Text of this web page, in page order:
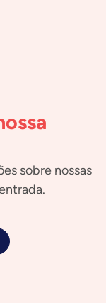
sobre nossas